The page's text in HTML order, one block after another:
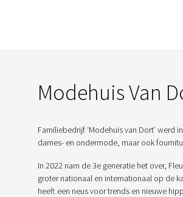
Modehuis Van
Familiebedrijf ‘Modehuis van Dort’ werd
dames- en ondermode, maar ook
In 2022 nam de 3e generatie het over,
groter nationaal en internationaal op de
heeft een neus voor trends en nieuwe